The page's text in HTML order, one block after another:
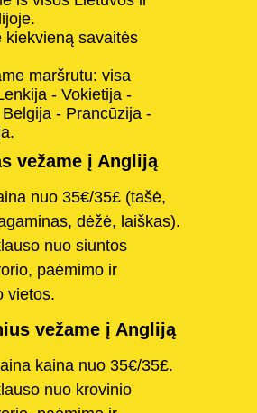
kiekvieną savaitės
maršrutu: visa
- Vokietija -
- Prancūzija -
vežame į Angliją
nuo 35€/35£ (tašė,
dėžė, laiškas).
nuo siuntos
paėmimo ir
vietos.
vežame į Angliją
kaina nuo 35€/35£.
nuo krovinio